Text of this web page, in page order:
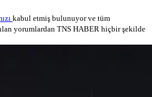
kabul etmiş bulunuyor ve tüm
yorumlardan TNS HABER hiçbir şekilde